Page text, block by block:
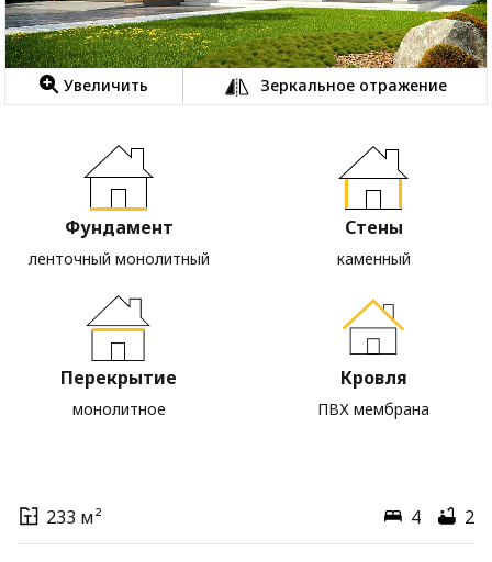
Увеличить Зеркальное отражение
Фундамент
ленточный монолитный
Стены
каменный
Перекрытие
монолитное
Кровля
ПВХ мембрана
233 м² 4 2